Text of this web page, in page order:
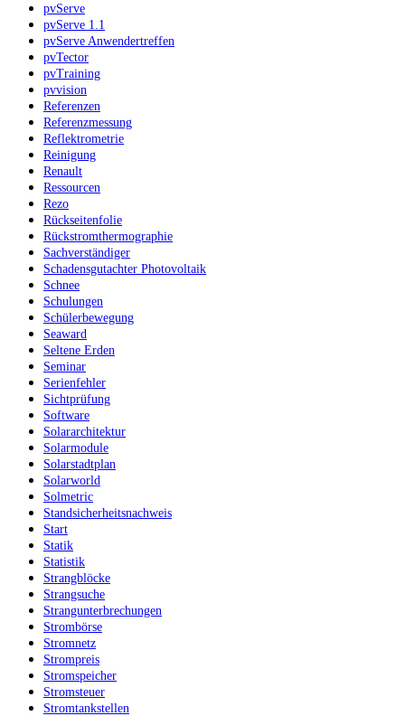
pvServe
pvServe 1.1
pvServe Anwendertreffen
pvTector
pvTraining
pvvision
Referenzen
Referenzmessung
Reflektrometrie
Reinigung
Renault
Ressourcen
Rezo
Rückseitenfolie
Rückstromthermographie
Sachverständiger
Schadensgutachter Photovoltaik
Schnee
Schulungen
Schülerbewegung
Seaward
Seltene Erden
Seminar
Serienfehler
Sichtprüfung
Software
Solararchitektur
Solarmodule
Solarstadtplan
Solarworld
Solmetric
Standsicherheitsnachweis
Start
Statik
Statistik
Strangblöcke
Strangsuche
Strangunterbrechungen
Strombörse
Stromnetz
Strompreis
Stromspeicher
Stromsteuer
Stromtankstellen